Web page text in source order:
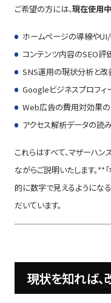
ご希望の方には、現在使用
ホームページの導線やUI/
コンテンツ内容のSEO評
SNS運用の現状分析と
Googleビジネスプロフィ
Web広告の費用対効果の
アクセス解析データの読
これらはすべて、マザーハ
ながらご説明いたします。**
的に数字で見えるようにな
だいています。
現状を知れば